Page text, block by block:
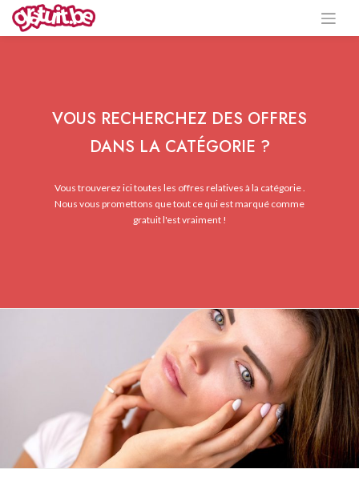
VOUS RECHERCHEZ DES OFFRES
DANS LA CATÉGORIE ?
Vous trouverez ici toutes les offres relatives à la catégorie .
Nous vous promettons que tout ce qui est marqué comme
gratuit l'est vraiment !